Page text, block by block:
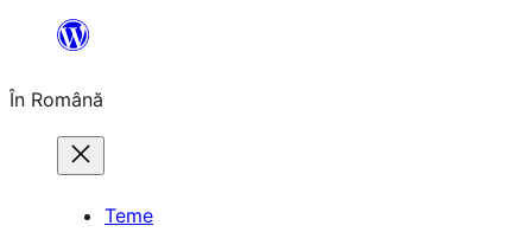
conținut
În Română
Teme